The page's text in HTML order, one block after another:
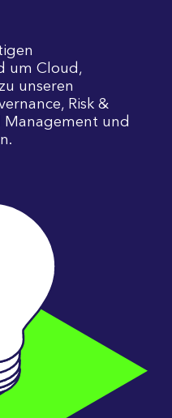
um Cloud,
unseren
Risk &
Management und